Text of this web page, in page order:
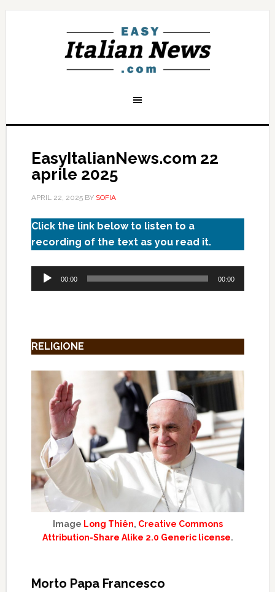
EasyItalianNews.com 22
aprile 2025
APRIL 22, 2025BY SOFIA
Click the link below to listen to a
recording of the text as you read it.
Audio
Player
00:00 00:00
RELIGIONE
Image Long Thiên, Creative Commons
Attribution-Share Alike 2.0 Generic license.
Morto Papa Francesco